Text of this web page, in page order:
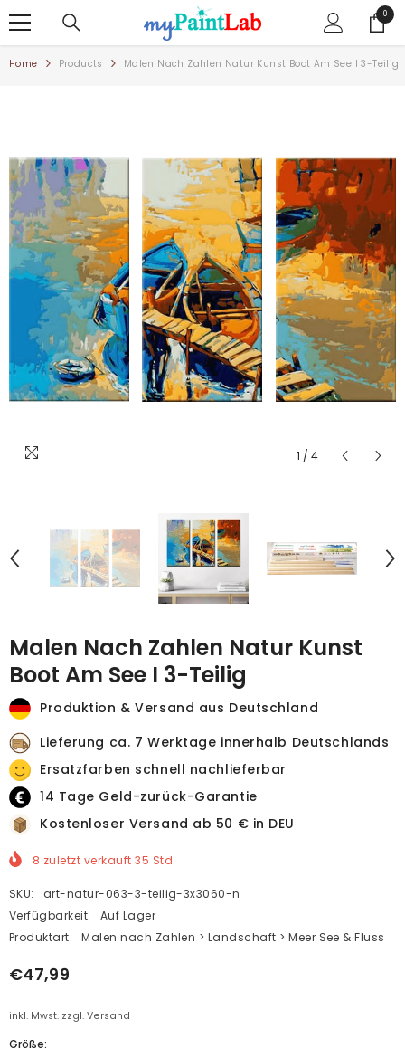
00
Artikel
Home Products Malen Nach Zahlen Natur Kunst Boot Am See I 3-Teilig
1 / 4
Malen Nach Zahlen Natur Kunst
Boot Am See I 3-Teilig
Produktion & Versand aus Deutschland
Lieferung ca. 7 Werktage innerhalb Deutschlands
Ersatzfarben schnell nachlieferbar
14 Tage Geld-zurück-Garantie
Kostenloser Versand ab 50 € in DEU
8 zuletzt verkauft35 Std.
SKU:
art-natur-063-3-teilig-3x3060-n
Verfügbarkeit:
Auf Lager
Produktart:
Malen nach Zahlen > Landschaft > Meer See & Fluss
€47,99
inkl. Mwst. zzgl. Versand
Größe: